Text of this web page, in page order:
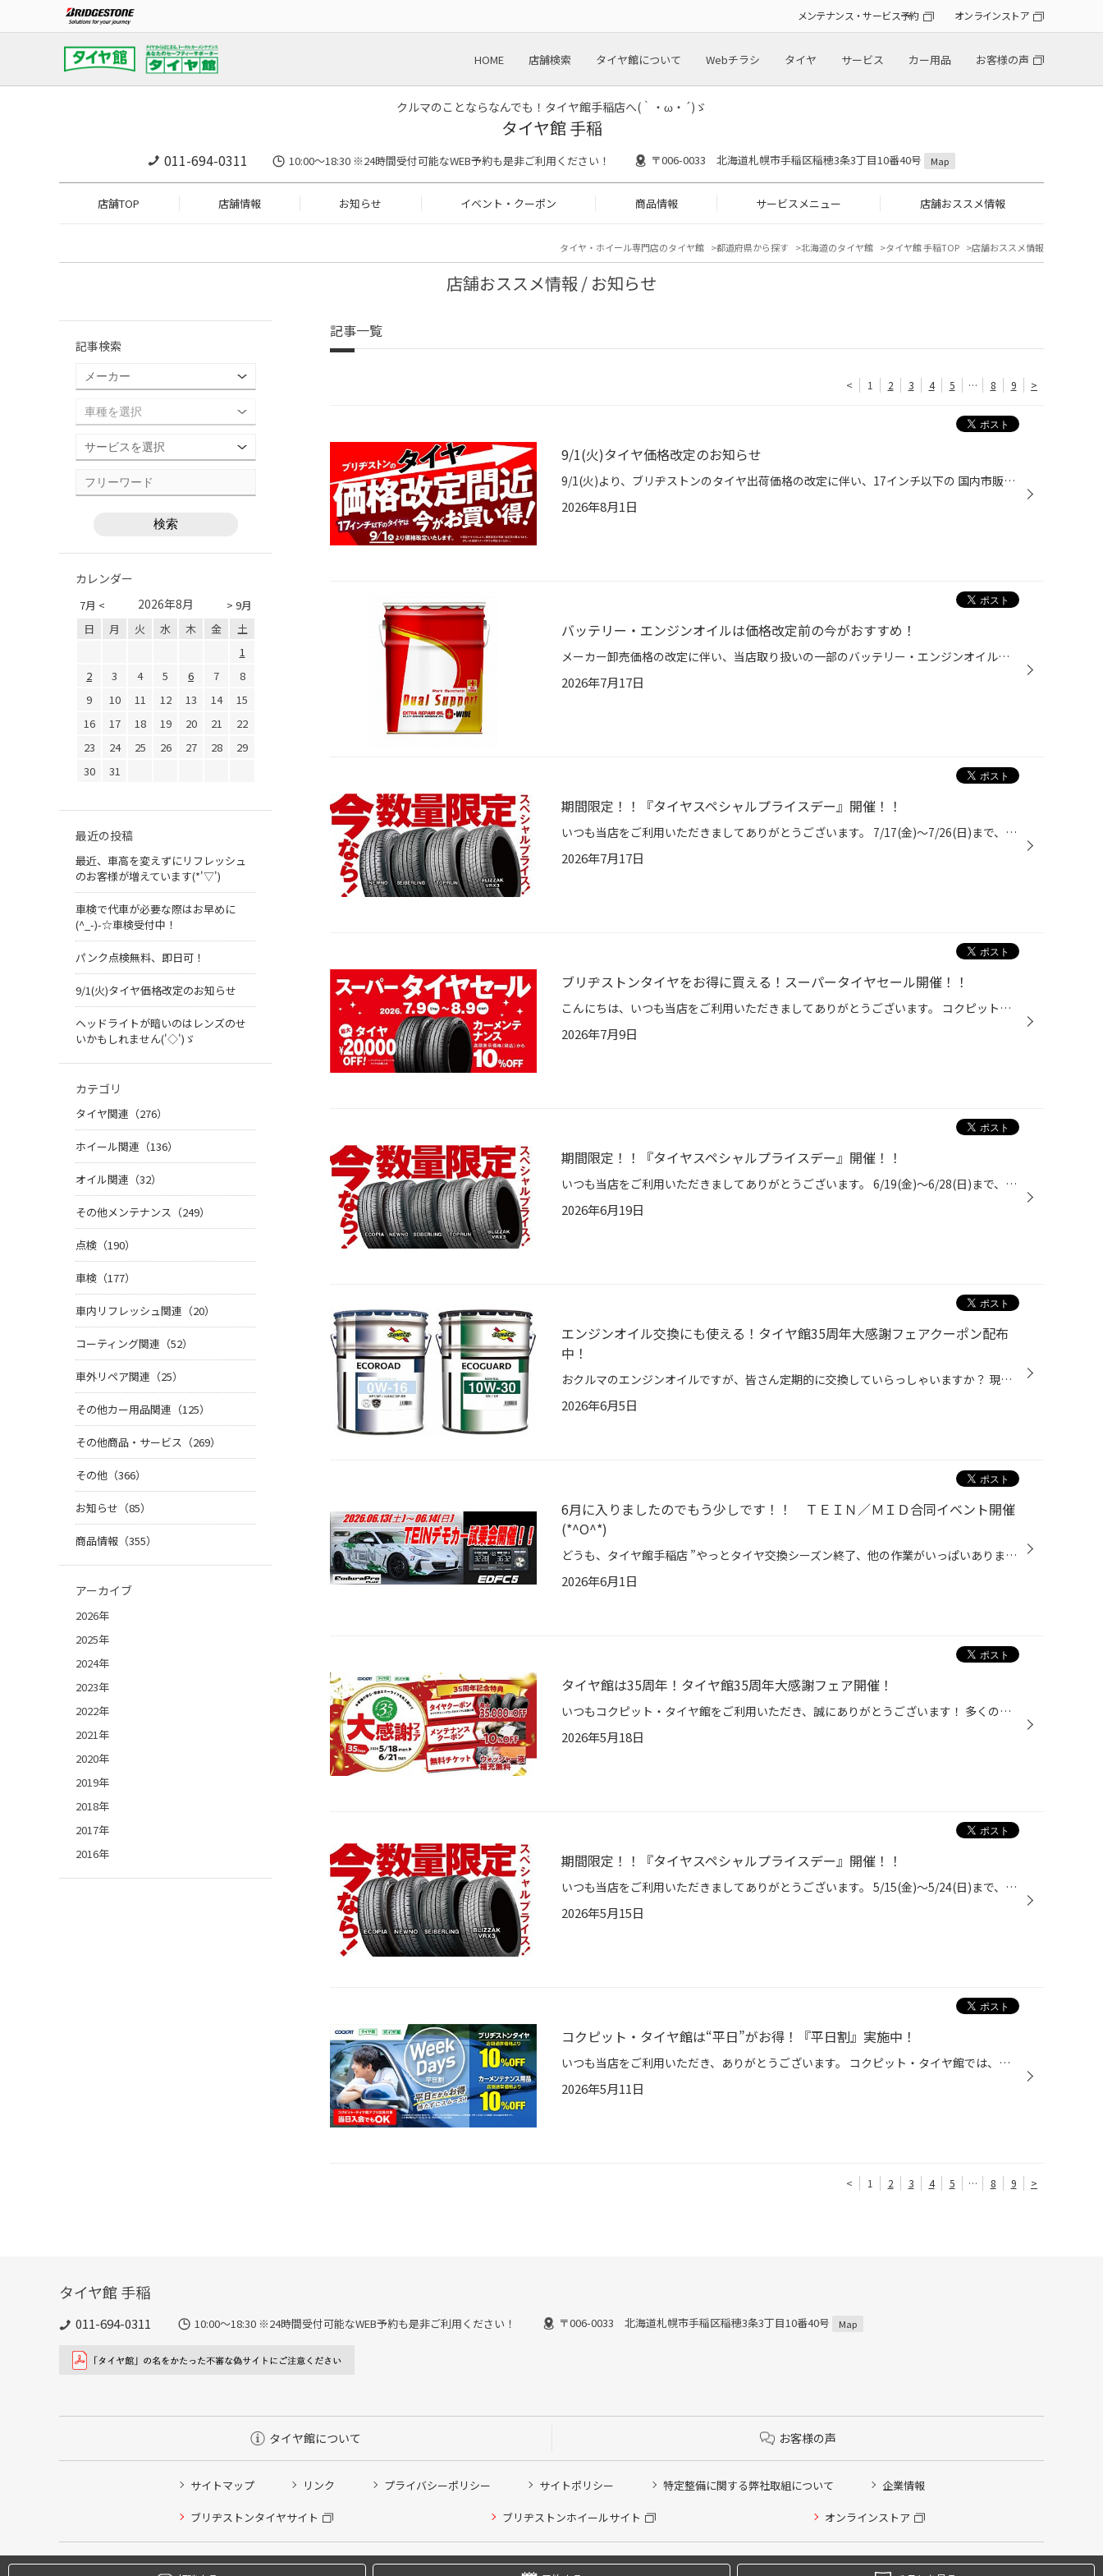
メンテナンス・サービス予約 オンラインストア
HOME 店舗検索 タイヤ館について Webチラシ タイヤ サービス カー用品 お客様の声
クルマのことならなんでも！タイヤ館手稲店へ(｀・ω・´)ゞ
タイヤ館 手稲
011-694-0311 10:00～18:30 ※24時間受付可能なWEB予約も是非ご利用ください！ 〒006-0033 北海道札幌市手稲区稲穂3条3丁目10番40号 Map
店舗TOP 店舗情報 お知らせ イベント・クーポン 商品情報 サービスメニュー 店舗おススメ情報
タイヤ・ホイール専門店のタイヤ館 都道府県から探す 北海道のタイヤ館 タイヤ館 手稲TOP 店舗おススメ情報
店舗おススメ情報 / お知らせ
記事一覧
< 1 2 3 4 5 … 8 9 >
9/1(火)タイヤ価格改定のお知らせ
9/1(火)より、ブリヂストンのタイヤ出荷価格の改定に伴い、17インチ以下の 国内市販用タイヤ(夏/冬)の価格改定を実施させていただきます。 ※価格改定前の価格での対応については、8/31(月)までの作業実施が対象となっております。 ※商品によって改定率等が異なります。価格改定についてはこちらをご...
2026年8月1日
バッテリー・エンジンオイルは価格改定前の今がおすすめ！
メーカー卸売価格の改定に伴い、当店取り扱いの一部のバッテリー・エンジンオイルの価格改定を 8/1より随時実施させていただきます。 現状の価格改定前の価格での対応については、各製品の値上がり前日までの作業実施が対象となっております。 夏休みでお出かけ予定の方やそろそろ交換時期を迎えて...
2026年7月17日
期間限定！！『タイヤスペシャルプライスデー』開催！！
いつも当店をご利用いただきましてありがとうございます。 7/17(金)～7/26(日)まで、コクピット・タイヤ館におきまして、 期間限定！ サイズ限定！！ 数量限定！！！ お得にお買い求めいただける、「タイヤスペシャルプライスデー」がスタートします！ お得なタイヤのご紹介！！ NEWNO 155/65R14 タ...
2026年7月17日
ブリヂストンタイヤをお得に買える！スーパータイヤセール開催！！
こんにちは、いつも当店をご利用いただきましてありがとうございます。 コクピット・タイヤ館では、ブリヂストンタイヤをお得に買える！ スーパータイヤセールを7月9日(木)から8月9日(日)まで開催いたします！ ブリヂストンのタイヤを4本ご購入で最大20,000円引き！ タイヤをお得にご購入頂けるチャ...
2026年7月9日
期間限定！！『タイヤスペシャルプライスデー』開催！！
いつも当店をご利用いただきましてありがとうございます。 6/19(金)～6/28(日)まで、コクピット・タイヤ館におきまして、 期間限定！ サイズ限定！！ 数量限定！！！ お得にお買い求めいただける、「タイヤスペシャルプライスデー」がスタートします！ お得なタイヤのご紹介！！ ワゴンR、N-BOX、タ...
2026年6月19日
エンジンオイル交換にも使える！タイヤ館35周年大感謝フェアクーポン配布
中！
おクルマのエンジンオイルですが、皆さん定期的に交換していらっしゃいますか？ 現在、コクピット・タイヤ館では6/21(日)まで、タイヤ館35周年の大感謝キャンペーンを開催中です。 期間中にエンジンオイルなどのメンテナンス商品が10％OFFになるクーポンやウォッシャー液の 無料補充チケットなど、...
2026年6月5日
6月に入りましたのでもう少しです！！ ＴＥＩＮ／ＭＩＤ合同イベント開催
(*^O^*)
どうも、タイヤ館手稲店 ”やっとタイヤ交換シーズン終了、他の作業がいっぱいあります^^;” 育児実行委員長？かけるです。 引き続き、今年は2級整備士資格を取得するため4月～7月の間、土日を除く月の半分くらいは僕夕方不在です(ﾟДﾟ) お見積もりの返信や作業予約が遅くなってしまっている方、大変申...
2026年6月1日
タイヤ館は35周年！タイヤ館35周年大感謝フェア開催！
いつもコクピット・タイヤ館をご利用いただき、誠にありがとうございます！ 多くのお客様に支えられて、タイヤ館は35周年を迎えることが出来ました。 これからもお客様の安全・安心なカーライフを全力でサポートしてまいりますので、 引き続きタイヤ館をよろしくお願いいたします。 35周年を迎えた...
2026年5月18日
期間限定！！『タイヤスペシャルプライスデー』開催！！
いつも当店をご利用いただきましてありがとうございます。 5/15(金)～5/24(日)まで、コクピット・タイヤ館におきまして、 期間限定！ サイズ限定！！ 数量限定！！！ お得にお買い求めいただける、「タイヤスペシャルプライスデー」がスタートします！ お得なタイヤのご紹介！！ ワゴンR、N-BOX、タ...
2026年5月15日
コクピット・タイヤ館は“平日”がお得！『平日割』実施中！
いつも当店をご利用いただき、ありがとうございます。 コクピット・タイヤ館では、コクピット・タイヤ館アプリ会員の方限定で月曜日から金曜日の間、 タイヤやオイル、バッテリーなどのメンテナンスがお得に交換できる、 『平日割』を実施しております！！ 「平日割」のここがオススメ♪ 平日だと・...
2026年5月11日
< 1 2 3 4 5 … 8 9 >
記事検索
カレンダー
7月 < > 9月
2026年8月
日 月 火 水 木 金
土
1
2
3 4 5 6 7
8
9
10 11 12 13 14
15
16
17 18 19 20 21
22
23
24 25 26 27 28
29
30
31
最近の投稿
最近、車高を変えずにリフレッシュ
のお客様が増えています(*'▽')
車検で代車が必要な際はお早めに
(^_-)-☆車検受付中！
パンク点検無料、即日可！
9/1(火)タイヤ価格改定のお知らせ
ヘッドライトが暗いのはレンズのせ
いかもしれません('◇')ゞ
カテゴリ
タイヤ関連（276）
ホイール関連（136）
オイル関連（32）
その他メンテナンス（249）
点検（190）
車検（177）
車内リフレッシュ関連（20）
コーティング関連（52）
車外リペア関連（25）
その他カー用品関連（125）
その他商品・サービス（269）
その他（366）
お知らせ（85）
商品情報（355）
アーカイブ
2026年
2025年
2024年
2023年
2022年
2021年
2020年
2019年
2018年
2017年
2016年
タイヤ館 手稲
011-694-0311 10:00～18:30 ※24時間受付可能なWEB予約も是非ご利用ください！ 〒006-0033 北海道札幌市手稲区稲穂3条3丁目10番40号 Map
タイヤ館について お客様の声
サイトマップ リンク プライバシーポリシー サイトポリシー 特定整備に関する弊社取組について 企業情報
ブリヂストンタイヤサイト ブリヂストンホイールサイト オンラインストア
Copyright © 2024 Bridgestone Retail Co.,Ltd. All rights Reserved.
タイヤ点検・安全点検/タイヤ履き替え/オイル交換/その他ピット作業の予約
クローク契約会員専用タイヤ履き替え※タイヤ履き替えを希望のクローク契約会員の方はこちらを選択ください
本日のタイヤ履き替え順番待ち予約 ※クローク契約会員の方はご利用いただけません